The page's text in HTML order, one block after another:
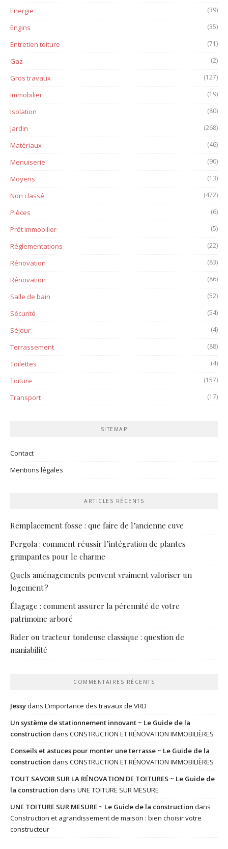
Energie (39)
Engins (35)
Entretien toiture (71)
Gaz (2)
Gros travaux (127)
Immobilier (19)
Isolation (80)
Jardin (268)
Matériaux (46)
Menuiserie (90)
Moyens (13)
Non classé (472)
Pièces (6)
Prêt immobilier (5)
Réglementations (22)
Rénovation (83)
Rénovation (86)
Salle de bain (52)
Sécurité (54)
Séjour (4)
Terrassement (88)
Toilettes (4)
Toiture (157)
Transport (17)
SITEMAP
Contact
Mentions légales
ARTICLES RÉCENTS
Remplacement fosse : que faire de l’ancienne cuve
Pergola : comment réussir l’intégration de plantes
grimpantes pour le charme
Quels aménagements peuvent vraiment valoriser un
logement ?
Élagage : comment assurer la pérennité de votre
patrimoine arboré
Rider ou tracteur tondeuse classique : question de
maniabilité
COMMENTAIRES RÉCENTS
Jessydans L’importance des travaux de VRD
Un système de stationnement innovant ~ Le Guide de la
construction dans CONSTRUCTION ET RÉNOVATION IMMOBILIÈRES
Conseils et astuces pour monter une terrasse ~ Le Guide de la
construction dans CONSTRUCTION ET RÉNOVATION IMMOBILIÈRES
TOUT SAVOIR SUR LA RÉNOVATION DE TOITURES ~ Le Guide de
la construction dans UNE TOITURE SUR MESURE
UNE TOITURE SUR MESURE ~ Le Guide de la construction dans
Construction et agrandissement de maison : bien choisir votre
constructeur